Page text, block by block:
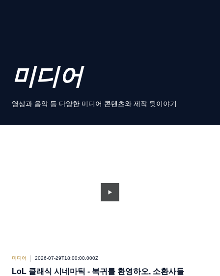
미디어
영상과 음악 등 다양한 미디어 콘텐츠와 제작 뒷이야기
미디어 2026-07-29T18:00:00.000Z
LoL 클래식 시네마틱 - 복귀를 환영하오, 소환사들